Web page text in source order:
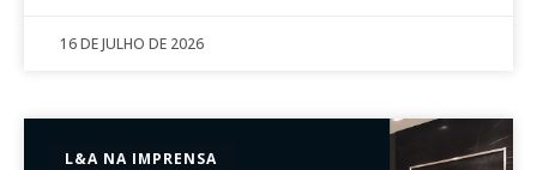
16 DE JULHO DE 2026
L&A NA IMPRENSA